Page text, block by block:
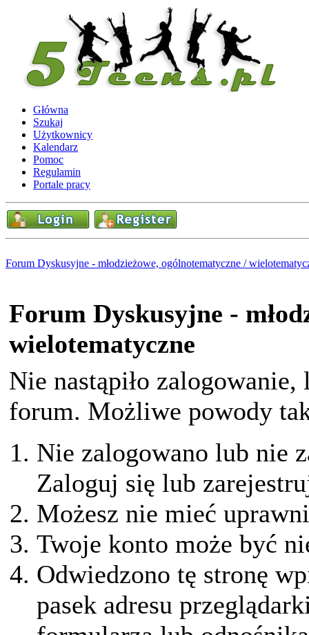
Główna
Szukaj
Użytkownicy
Kalendarz
Pomoc
Regulamin
Portale pracy
Forum Dyskusyjne - młodzieżowe, ogólnotematyczne /
Forum Dyskusyjne -
wielotematyczne
Nie nastąpiło
forum. Możliwe powody
Nie zalogowano lub nie
Zaloguj się lub
Możesz nie mieć
Twoje konto może być
Odwiedzono tę stronę
pasek adresu